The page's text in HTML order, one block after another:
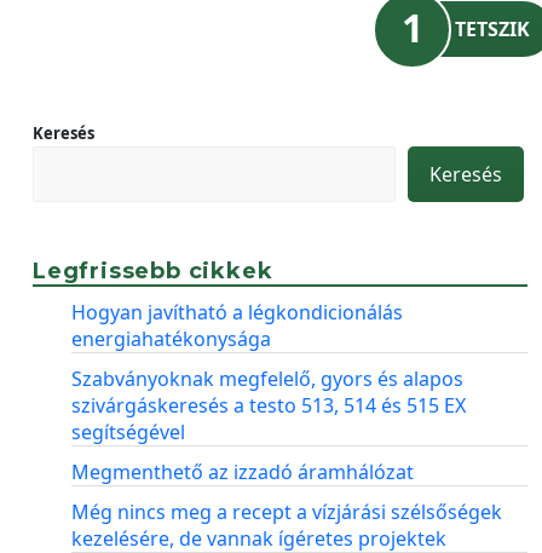
1 TETSZIK
Keresés
Keresés
Legfrissebb cikkek
Hogyan javítható a légkondicionálás
energiahatékonysága
Szabványoknak megfelelő, gyors és alapos
szivárgáskeresés a testo 513, 514 és 515 EX
segítségével
Megmenthető az izzadó áramhálózat
Még nincs meg a recept a vízjárási szélsőségek
kezelésére, de vannak ígéretes projektek